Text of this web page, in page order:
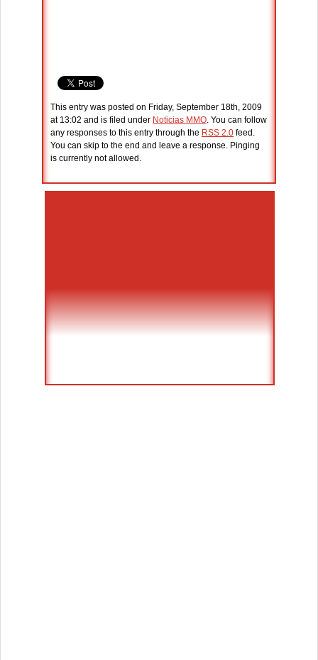
This entry was posted on Friday, September 18th, 2009
at 13:02 and is filed under Noticias MMO. You can follow
any responses to this entry through the RSS 2.0 feed.
You can skip to the end and leave a response. Pinging
is currently not allowed.